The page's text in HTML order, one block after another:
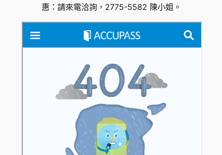
惠：請來電洽詢，2775-5582 陳小姐。